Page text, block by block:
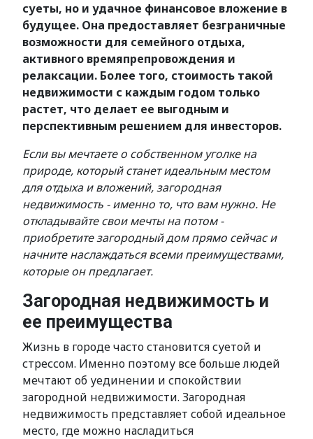
суеты, но и удачное финансовое вложение в
будущее. Она предоставляет безграничные
возможности для семейного отдыха,
активного времяпрепровождения и
релаксации. Более того, стоимость такой
недвижимости с каждым годом только
растет, что делает ее выгодным и
перспективным решением для инвесторов.
Если вы мечтаете о собственном уголке на
природе, который станет идеальным местом
для отдыха и вложений, загородная
недвижимость - именно то, что вам нужно. Не
откладывайте свои мечты на потом -
приобретите загородный дом прямо сейчас и
начните наслаждаться всеми преимуществами,
которые он предлагает.
Загородная недвижимость и
ее преимущества
Жизнь в городе часто становится суетой и
стрессом. Именно поэтому все больше людей
мечтают об уединении и спокойствии
загородной недвижимости. Загородная
недвижимость представляет собой идеальное
место, где можно насладиться